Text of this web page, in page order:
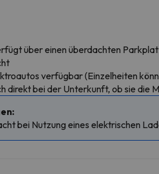
über einen überdachten
verfügbar (Einzelheiten
direkt bei der Unterkunft, ob sie die
bei Nutzung eines elektrischen